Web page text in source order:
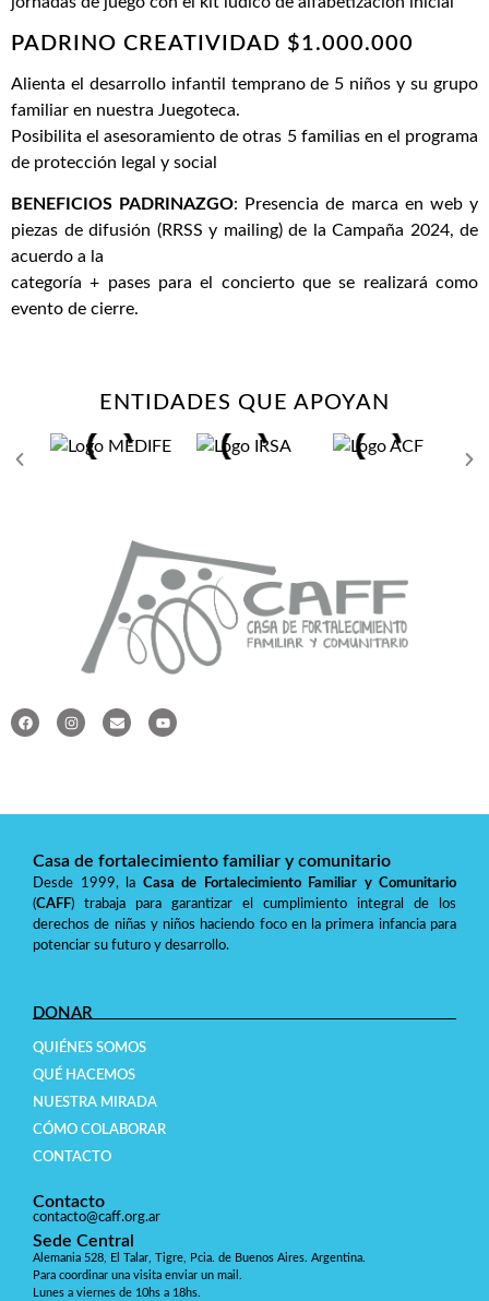
PADRINO CREATIVIDAD $1.000.000
Alienta el desarrollo infantil temprano de 5 niños y su grupo
familiar en nuestra Juegoteca.
Posibilita el asesoramiento de otras 5 familias en el programa
de protección legal y social
BENEFICIOS PADRINAZGO: Presencia de marca en web y
piezas de difusión (RRSS y mailing) de la Campaña 2024, de
acuerdo a la
categoría + pases para el concierto que se realizará como
evento de cierre.
ENTIDADES QUE APOYAN
Casa de fortalecimiento familiar y comunitario
Desde 1999, la Casa de Fortalecimiento Familiar y Comunitario
(CAFF) trabaja para garantizar el cumplimiento integral de los
derechos de niñas y niños haciendo foco en la primera infancia para
potenciar su futuro y desarrollo.
Contacto
contacto@caff.org.ar
Sede Central
Alemania 528, El Talar, Tigre, Pcia. de Buenos Aires. Argentina.
Para coordinar una visita enviar un mail.
Lunes a viernes de 10hs a 18hs.
DONAR
QUIÉNES SOMOS
QUÉ HACEMOS
NUESTRA MIRADA
CÓMO COLABORAR
CONTACTO